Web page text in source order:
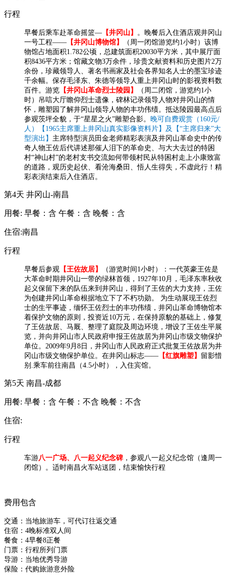
行程
早餐后乘车赴革命摇篮— 【井冈山】
。晚餐后入住酒店观井冈山
一号工程—— 【井冈山博物馆】
（周一闭馆游览约1小时）该博
物馆占地面积1.782公顷，总建筑面积20030平方米，其中展厅面
积8436平方米；馆藏文物3万余件，珍贵文献资料和历史图片2万
余份，珍藏领导人、著名书画家及社会各界知名人士的墨宝珍迹
千余幅。保存毛泽东、朱德等领导人重上井冈山时的影视资料数
百件。游览 【井冈山革命烈士陵园】
（周二闭馆，游览约1小
时）吊唁大厅瞻仰烈士遗像，碑林记录领导人物对井冈山的情
怀，雕塑园了解井冈山领导人物的丰功伟绩。抵达陵园最高点后
参观茨坪全貌，于“星星之火”雕塑合影。 晚可自费观赏（160元/
人）【1965主席重上井冈山真实影像资料片】及【“主席归来”大
型演出】 主席特型演员田金老师精彩表演及井冈山革命史中的传
奇人物王佐后代讲述那催人泪下的革命史、与大大去过的特困
村“神山村”的老村支书交流如何带领村民从特困村走上小康致富
的道路，观历史起伏、看沧海桑田、悟人生得失，不虚此行！精
彩表演结束后入住酒店。
第4天 井冈山-南昌
用餐: 早餐：含 午餐：含 晚餐：含
住宿:南昌
行程
早餐后参观 【王佐故居】
（游览时间1小时）：一代英豪王佐是
大革命时期井冈山一带的绿林首领，1927年10月，毛泽东率秋收
起义保留下来的队伍来到井冈山，得到了王佐的大力支持，王佐
为创建井冈山革命根据地立下了不朽功勋。 为生动展现王佐烈
士的生平事迹，缅怀王佐烈士的丰功伟绩，井冈山革命博物馆本
着保护文物的原则，投资近10万元，在保持原貌的基础上，修复
了王佐故居、马厩、整理了庭院及周边环境，增设了王佐生平展
览，并向井冈山市人民政府申报王佐故居为井冈山市级文物保护
单位。2009年9月8日，井冈山市人民政府正式批复王佐故居为井
冈山市级文物保护单位。在井冈山标志—— 【红旗雕塑】 留影惜
别.乘车前往南昌（4.5小时），入住宾馆。
第5天 南昌-成都
用餐: 早餐：含 午餐：不含 晚餐：不含
住宿:
行程
车游八一广场、八一起义纪念碑 ，参观八一起义纪念馆（逢周一
闭馆）。适时南昌火车站送团，结束愉快行程
费用包含
​交通：当地旅游车，可代订往返交通
住宿：4晚标准双人间
餐食：4早餐8正餐
门票：行程所列门票
导游：当地优秀导游
保险：代购旅游意外险